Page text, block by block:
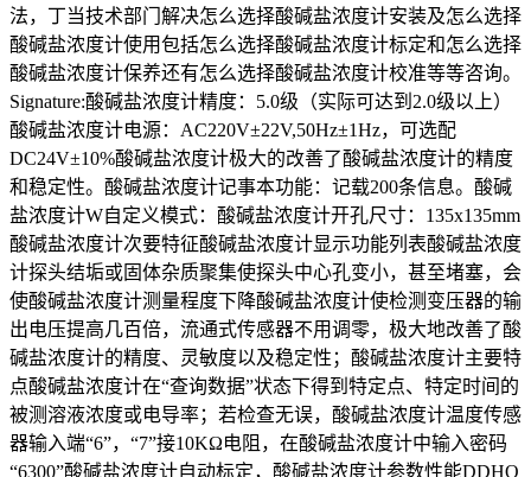
法，丁当技术部门解决怎么选择酸碱盐浓度计安装及怎么选择
酸碱盐浓度计使用包括怎么选择酸碱盐浓度计标定和怎么选择
酸碱盐浓度计保养还有怎么选择酸碱盐浓度计校准等等咨询。
Signature:酸碱盐浓度计精度：5.0级（实际可达到2.0级以上）
酸碱盐浓度计电源：AC220V±22V,50Hz±1Hz，可选配
DC24V±10%酸碱盐浓度计极大的改善了酸碱盐浓度计的精度
和稳定性。酸碱盐浓度计记事本功能：记载200条信息。酸碱
盐浓度计W自定义模式：酸碱盐浓度计开孔尺寸：135x135mm
酸碱盐浓度计次要特征酸碱盐浓度计显示功能列表酸碱盐浓度
计探头结垢或固体杂质聚集使探头中心孔变小，甚至堵塞，会
使酸碱盐浓度计测量程度下降酸碱盐浓度计使检测变压器的输
出电压提高几百倍，流通式传感器不用调零，极大地改善了酸
碱盐浓度计的精度、灵敏度以及稳定性；酸碱盐浓度计主要特
点酸碱盐浓度计在“查询数据”状态下得到特定点、特定时间的
被测溶液浓度或电导率；若检查无误，酸碱盐浓度计温度传感
器输入端“6”，“7”接10KΩ电阻，在酸碱盐浓度计中输入密码
“6300”酸碱盐浓度计自动标定，酸碱盐浓度计参数性能DDHO